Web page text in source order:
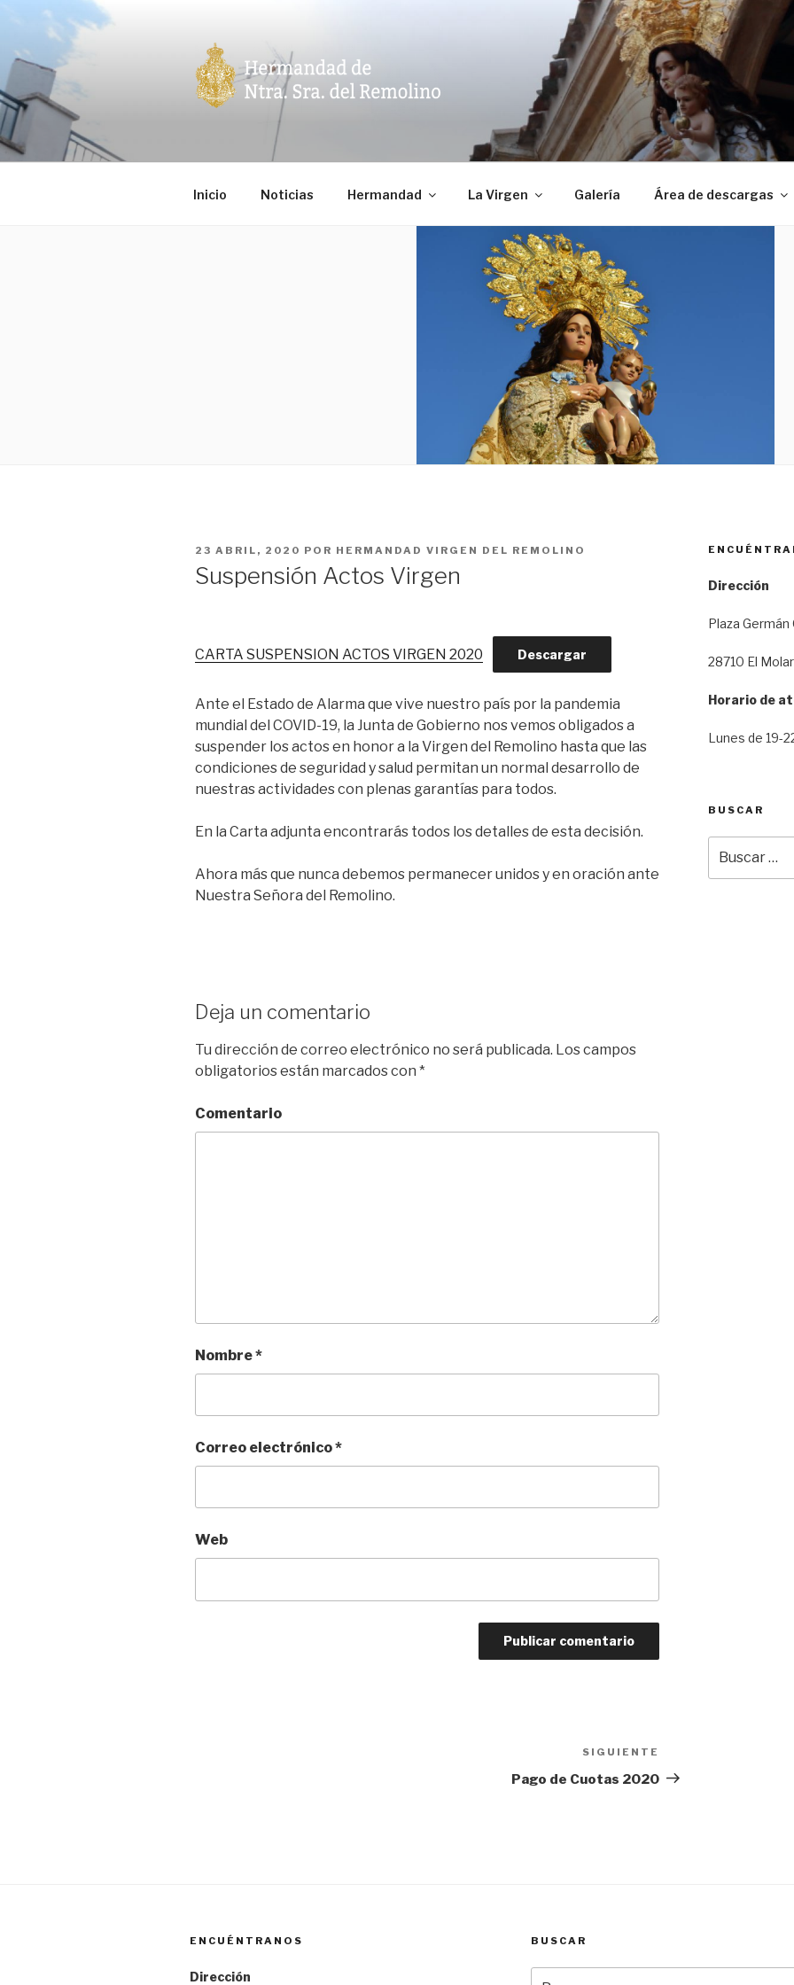
contenido
HERMANDAD DE NTRA. SRA.
Inicio Noticias Hermandad La Virgen Galería Área de descargas
PUBLICADO
23 ABRIL, 2020 POR HERMANDAD VIRGEN DEL REMOLINO
Suspensión Actos Virgen
CARTA SUSPENSION ACTOS VIRGEN 2020 Descargar
Ante el Estado de Alarma que vive nuestro país por la pandemia
mundial del COVID-19, la Junta de Gobierno nos vemos obligados a
suspender los actos en honor a la Virgen del Remolino hasta que las
condiciones de seguridad y salud permitan un normal desarrollo de
nuestras actividades con plenas garantías para todos.
En la Carta adjunta encontrarás todos los detalles de esta decisión.
Ahora más que nunca debemos permanecer unidos y en oración ante
Nuestra Señora del Remolino.
Deja un comentario
Tu dirección de correo electrónico no será publicada. Los campos
obligatorios están marcados con *
Comentario
Nombre*
Correo electrónico*
Web
entrada
SIGUIENTE
Pago de Cuotas 2020
Dirección
Plaza Germán
28710 El Molar
Horario de
Lunes de 19-
BUSCAR
por:
ENCUÉNTRANOS
Dirección
BUSCAR